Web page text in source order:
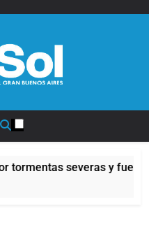
tormentas severas y fuertes